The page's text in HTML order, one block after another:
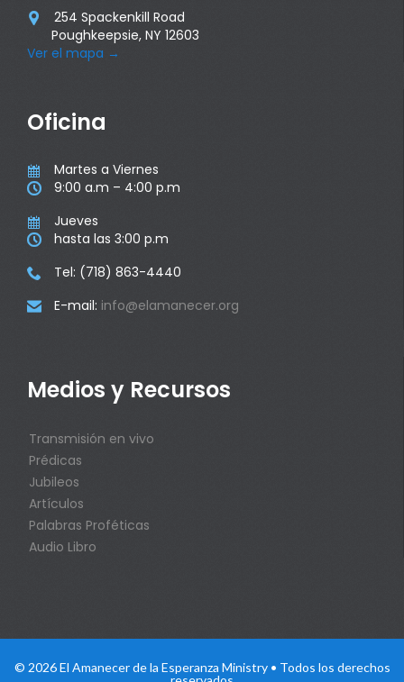

254 Spackenkill Road
Poughkeepsie, NY 12603
Ver el mapa →
Oficina
 Martes a Viernes
 9:00 a.m – 4:00 p.m
 Jueves
 hasta las 3:00 p.m
 Tel: (718) 863-4440
 E-mail: info@elamanecer.org
Medios y Recursos
Transmisión en vivo
Prédicas
Jubileos
Artículos
Palabras Proféticas
Audio Libro
© 2026 El Amanecer de la Esperanza Ministry • Todos los derechos